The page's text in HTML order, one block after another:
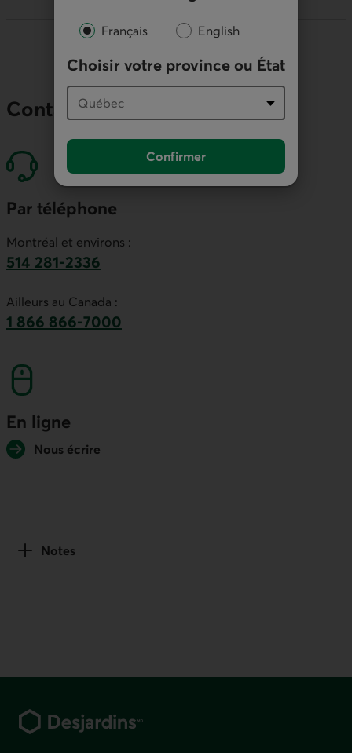
Français English
Choisir votre province ou État
Confirmer
Contactez nos économistes
Par téléphone
Montréal et environs :
514 281-2336
Ailleurs au Canada :
1 866 866-7000
En ligne
Nous écrire
Notes